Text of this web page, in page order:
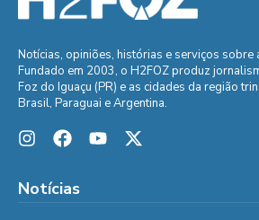
Notícias, opiniões, histórias e serviços sobre
Fundado em 2003, o H2FOZ produz
Foz do Iguaçu (PR) e as cidades da região
Brasil, Paraguai e Argentina.
Notícias